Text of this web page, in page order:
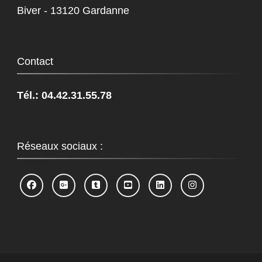
Biver - 13120 Gardanne
Contact
Tél.: 04.42.31.55.78
Réseaux sociaux :